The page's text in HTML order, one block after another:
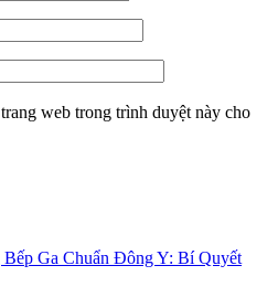
web trong trình duyệt này cho